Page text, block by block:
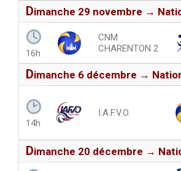
dimanche 29 novembre →
16h
CNM
CHARENTON 2
dimanche 6 décembre →
14h
I.A.F.V.O.
dimanche 20 décembre →